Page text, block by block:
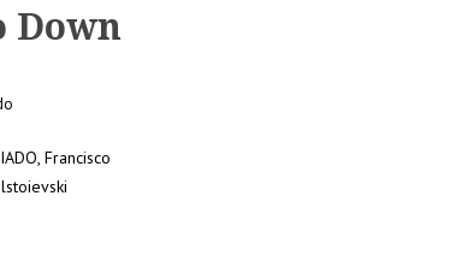
Down
Francisco